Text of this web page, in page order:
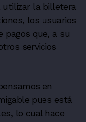
utilizar la billetera
los usuarios
pagos que, a su
servicios
en
pues está
lo cual hace